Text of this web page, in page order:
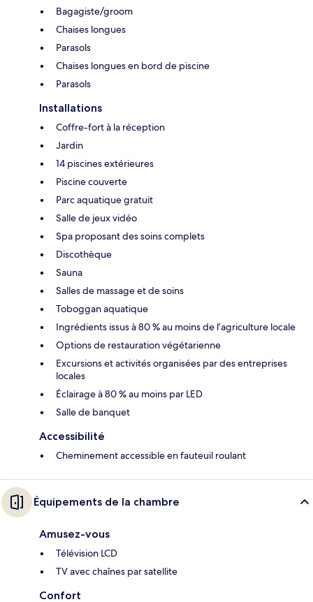
Bagagiste/groom
Chaises longues
Parasols
Chaises longues en bord de piscine
Parasols
Installations
Coffre-fort à la réception
Jardin
14 piscines extérieures
Piscine couverte
Parc aquatique gratuit
Salle de jeux vidéo
Spa proposant des soins complets
Discothèque
Sauna
Salles de massage et de soins
Toboggan aquatique
Ingrédients issus à 80 % au moins de l’agriculture locale
Options de restauration végétarienne
Excursions et activités organisées par des entreprises
locales
Éclairage à 80 % au moins par LED
Salle de banquet
Accessibilité
Cheminement accessible en fauteuil roulant
Équipements de la chambre
Amusez-vous
Télévision LCD
TV avec chaînes par satellite
Confort